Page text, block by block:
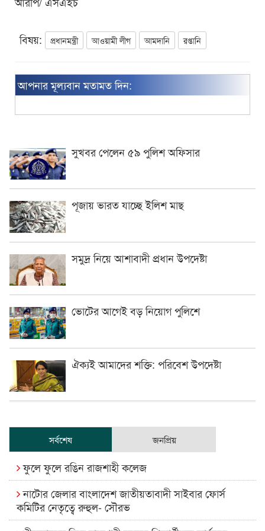
বিষয়: প্রধানমন্ত্রী আওয়ামী লীগ আমদানি রপ্তানি
আপনার মূল্যবান মতামত দিন:
সুখবর পেলেন ৫৯ পুলিশ অফিসার
পূজায় ভারত যাচ্ছে ইলিশ মাছ
সমুদ্র নিয়ে আশাবাদী প্রধান উপদেষ্টা
ভোটের আগেই বড় নিয়োগ পুলিশে
ঐক্যই আমাদের শক্তি: পরিবেশ উপদেষ্টা
সর্বশেষ জনপ্রিয়
ফুলে ফুলে রঙিন রাজশাহী কলেজ
নাটোর জেলার বাংলাদেশ জাতীয়তাবাদী সাইবার ফোর্স
কমিটির নেতৃত্বে রুহুল- সৌরভ